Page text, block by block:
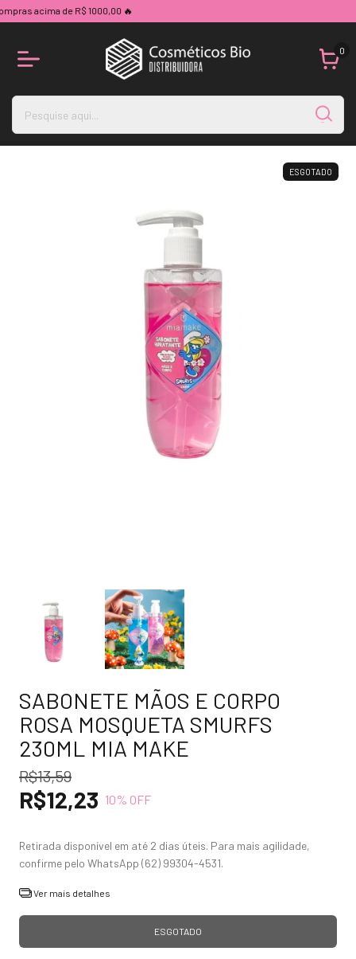
acima de R$ 1000,00 🔥
0
ESGOTADO
SABONETE MÃOS E CORPO
ROSA MOSQUETA SMURFS
230ML MIA MAKE
R$13,59
R$12,23 10% OFF
Ver mais detalhes